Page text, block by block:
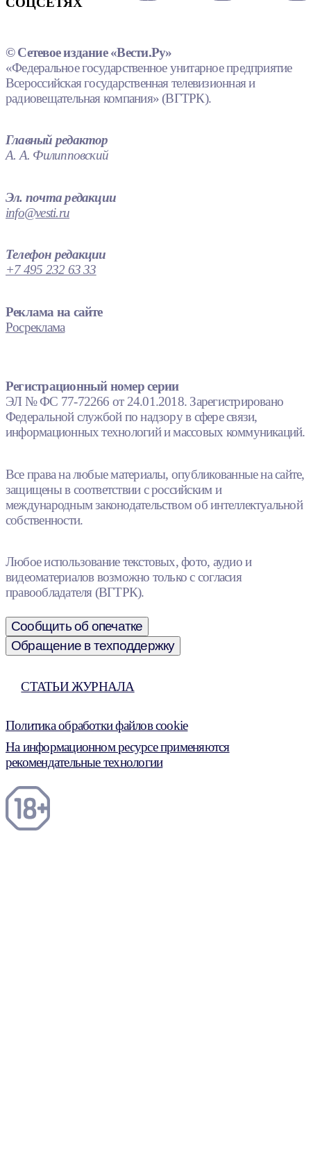
© Сетевое издание «Вести.Ру»
«Федеральное государственное унитарное предприятие
Всероссийская государственная телевизионная и
радиовещательная компания» (ВГТРК).
Главный редактор
А. А. Филипповский
Эл. почта редакции
info@vesti.ru
Телефон редакции
+7 495 232 63 33
Реклама на сайте
Росреклама
Регистрационный номер серии
ЭЛ № ФС 77-72266 от 24.01.2018. Зарегистрировано
Федеральной службой по надзору в сфере связи,
информационных технологий и массовых коммуникаций.
Все права на любые материалы, опубликованные на сайте,
защищены в соответствии с российским и
международным законодательством об интеллектуальной
собственности.
Любое использование текстовых, фото, аудио и
видеоматериалов возможно только с согласия
правообладателя (ВГТРК).
Сообщить об опечатке
Обращение в техподдержку
СТАТЬИ ЖУРНАЛА
Политика обработки файлов cookie
На информационном ресурсе применяются
рекомендательные технологии